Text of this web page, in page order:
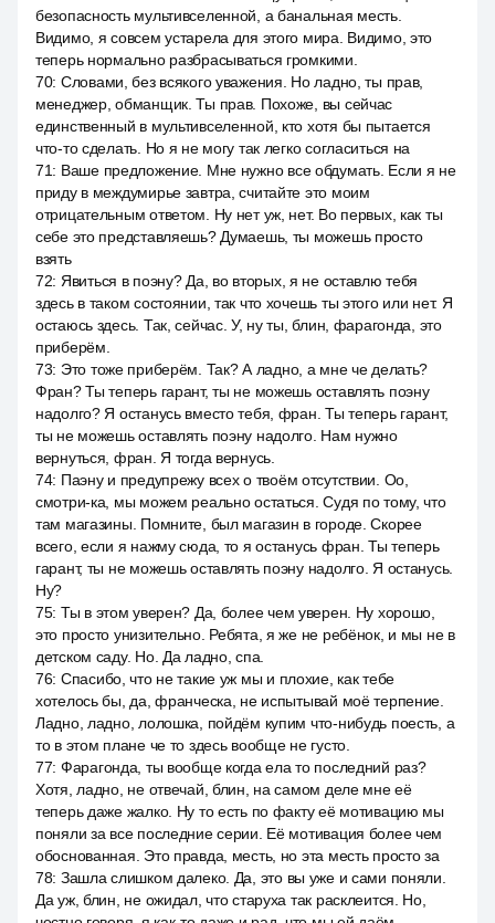
безопасность мультивселенной, а банальная месть.
Видимо, я совсем устарела для этого мира. Видимо, это
теперь нормально разбрасываться громкими.
70: Словами, без всякого уважения. Но ладно, ты прав,
менеджер, обманщик. Ты прав. Похоже, вы сейчас
единственный в мультивселенной, кто хотя бы пытается
что-то сделать. Но я не могу так легко согласиться на
71: Ваше предложение. Мне нужно все обдумать. Если я не
приду в междумирье завтра, считайте это моим
отрицательным ответом. Ну нет уж, нет. Во первых, как ты
себе это представляешь? Думаешь, ты можешь просто
взять
72: Явиться в поэну? Да, во вторых, я не оставлю тебя
здесь в таком состоянии, так что хочешь ты этого или нет. Я
остаюсь здесь. Так, сейчас. У, ну ты, блин, фарагонда, это
приберём.
73: Это тоже приберём. Так? А ладно, а мне че делать?
Фран? Ты теперь гарант, ты не можешь оставлять поэну
надолго? Я останусь вместо тебя, фран. Ты теперь гарант,
ты не можешь оставлять поэну надолго. Нам нужно
вернуться, фран. Я тогда вернусь.
74: Паэну и предупрежу всех о твоём отсутствии. Оо,
смотри-ка, мы можем реально остаться. Судя по тому, что
там магазины. Помните, был магазин в городе. Скорее
всего, если я нажму сюда, то я останусь фран. Ты теперь
гарант, ты не можешь оставлять поэну надолго. Я останусь.
Ну?
75: Ты в этом уверен? Да, более чем уверен. Ну хорошо,
это просто унизительно. Ребята, я же не ребёнок, и мы не в
детском саду. Но. Да ладно, спа.
76: Спасибо, что не такие уж мы и плохие, как тебе
хотелось бы, да, франческа, не испытывай моё терпение.
Ладно, ладно, лолошка, пойдём купим что-нибудь поесть, а
то в этом плане че то здесь вообще не густо.
77: Фарагонда, ты вообще когда ела то последний раз?
Хотя, ладно, не отвечай, блин, на самом деле мне её
теперь даже жалко. Ну то есть по факту её мотивацию мы
поняли за все последние серии. Её мотивация более чем
обоснованная. Это правда, месть, но эта месть просто за
78: Зашла слишком далеко. Да, это вы уже и сами поняли.
Да уж, блин, не ожидал, что старуха так расклеится. Но,